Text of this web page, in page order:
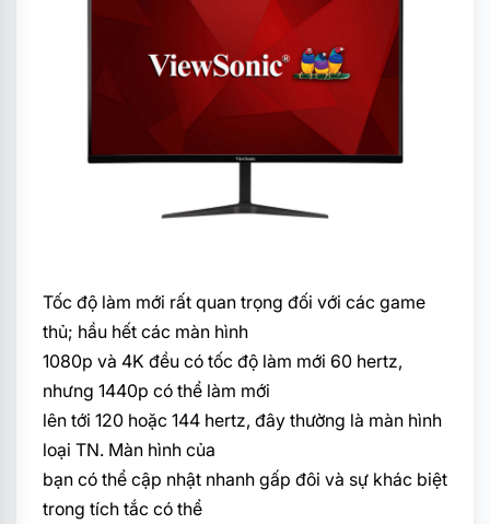
Tốc độ làm mới rất quan trọng đối với các game
thủ; hầu hết các màn hình
1080p và 4K đều có tốc độ làm mới 60 hertz,
nhưng 1440p có thể làm mới
lên tới 120 hoặc 144 hertz, đây thường là màn hình
loại TN. Màn hình của
bạn có thể cập nhật nhanh gấp đôi và sự khác biệt
trong tích tắc có thể